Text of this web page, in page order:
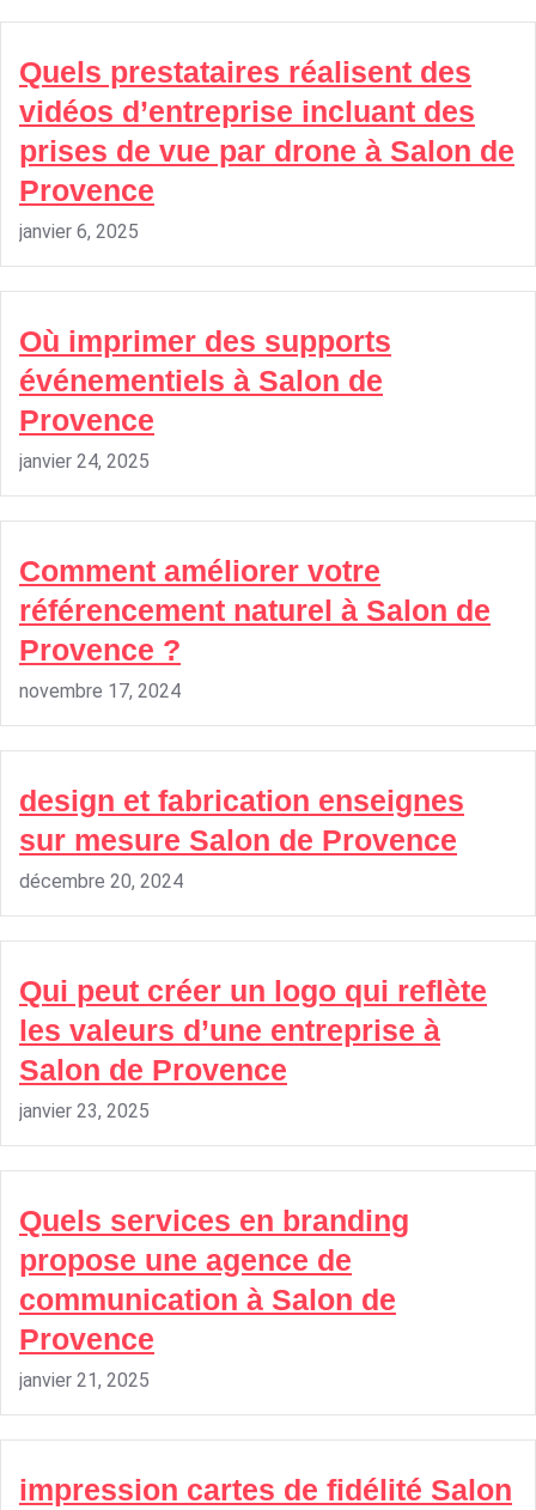
Quels prestataires réalisent des
vidéos d’entreprise incluant des
prises de vue par drone à Salon de
Provence
janvier 6, 2025
Où imprimer des supports
événementiels à Salon de
Provence
janvier 24, 2025
Comment améliorer votre
référencement naturel à Salon de
Provence ?
novembre 17, 2024
design et fabrication enseignes
sur mesure Salon de Provence
décembre 20, 2024
Qui peut créer un logo qui reflète
les valeurs d’une entreprise à
Salon de Provence
janvier 23, 2025
Quels services en branding
propose une agence de
communication à Salon de
Provence
janvier 21, 2025
impression cartes de fidélité Salon